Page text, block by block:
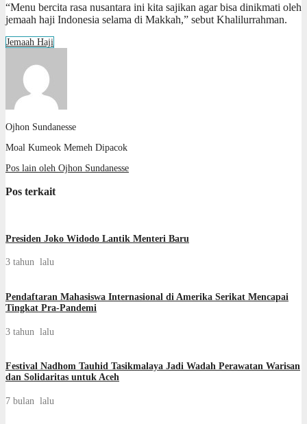
“Menu bercita rasa nusantara ini kita sajikan agar bisa dinikmati oleh
jemaah haji Indonesia selama di Makkah,” sebut Khalilurrahman.
Jemaah Haji
Ojhon Sundanesse
Moal Kumeok Memeh Dipacok
Pos lain oleh Ojhon Sundanesse
Pos terkait
Presiden Joko Widodo Lantik Menteri Baru
3 tahun lalu
Pendaftaran Mahasiswa Internasional di Amerika Serikat Mencapai
Tingkat Pra-Pandemi
3 tahun lalu
Festival Nadhom Tauhid Tasikmalaya Jadi Wadah Perawatan Warisan
dan Solidaritas untuk Aceh
7 bulan lalu